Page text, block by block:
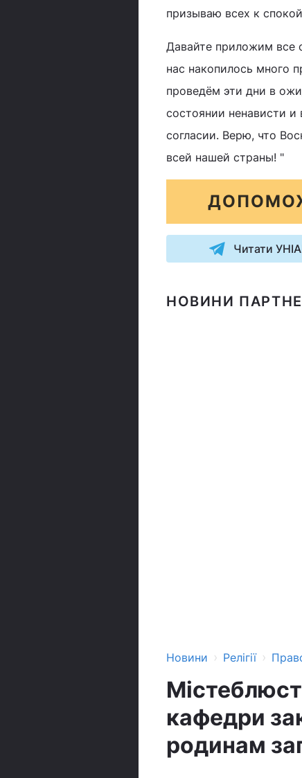
призываю всех к
Давайте приложим все
нас накопилось много
проведём эти дни в
состоянии ненависти
согласии. Верю, что
всей нашей страны! "
Читати
НОВИНИ
Новини › Релігії ›
кафедри
родинам